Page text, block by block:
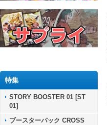
特集
STORY BOOSTER 01 [ST
01]
ブースターパック CROSS